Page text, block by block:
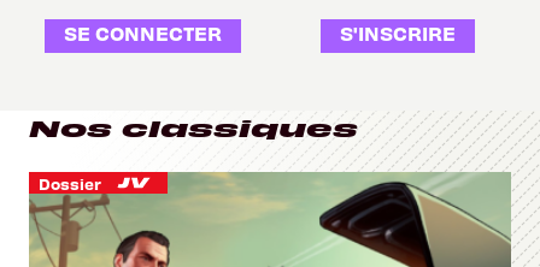
SE CONNECTER S'INSCRIRE
Nos classiques
Dossier